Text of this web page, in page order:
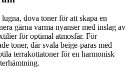
dova toner för att skapa en
gärna varma nyanser med inslag av
för optimal atmosfär. För
toner, där svala beige-paras med
terrakottatoner för en harmonisk